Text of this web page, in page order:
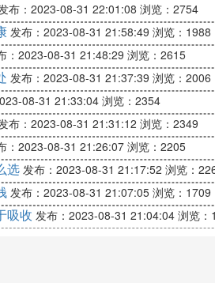
布：2023-08-31 22:01:08 浏览：2754
发布：2023-08-31 21:58:49 浏览：1988
：2023-08-31 21:48:29 浏览：2615
发布：2023-08-31 21:37:39 浏览：2006
08-31 21:33:04 浏览：2354
布：2023-08-31 21:31:12 浏览：2349
：2023-08-31 21:26:07浏览：2205
选 发布：2023-08-31 21:17:52 浏览：
发布：2023-08-31 21:07:05 浏览：1709
吸收 发布：2023-08-31 21:04:04 浏览：